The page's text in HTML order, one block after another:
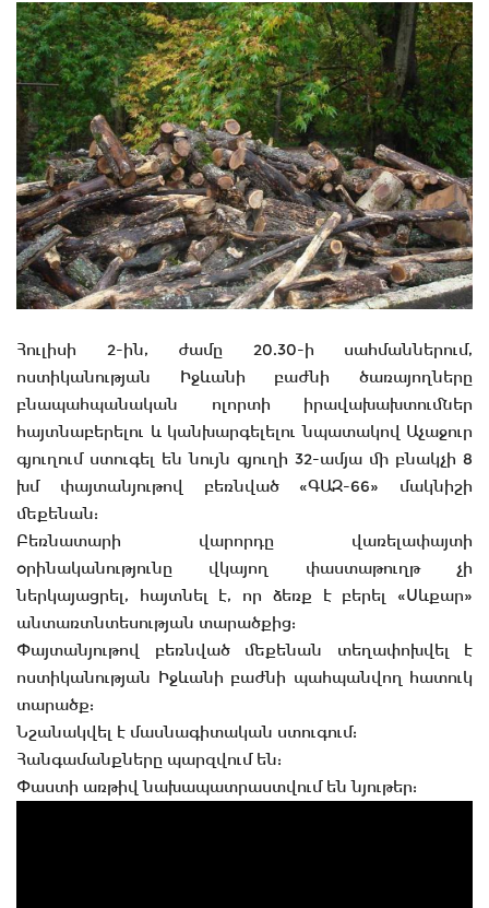
Հուլիսի 2-ին, ժամը 20.30-ի սահմաններում,
ոստիկանության Իջևանի բաժնի ծառայողները
բնապահպանական ոլորտի իրավախախտումներ
հայտնաբերելու և կանխարգելելու նպատակով Աչաջուր
գյուղում ստուգել են նույն գյուղի 32-ամյա մի բնակչի 8
խմ փայտանյութով բեռնված «ԳԱԶ-66» մակնիշի
մեքենան:
Բեռնատարի վարորդը վառելափայտի
օրինականությունը վկայող փաստաթուղթ չի
ներկայացրել, հայտնել է, որ ձեռք է բերել «Սևքար»
անտառտնտեսության տարածքից:
Փայտանյութով բեռնված մեքենան տեղափոխվել է
ոստիկանության Իջևանի բաժնի պահպանվող հատուկ
տարածք:
Նշանակվել է մասնագիտական ստուգում:
Հանգամանքները պարզվում են:
Փաստի առթիվ նախապատրաստվում են նյութեր: